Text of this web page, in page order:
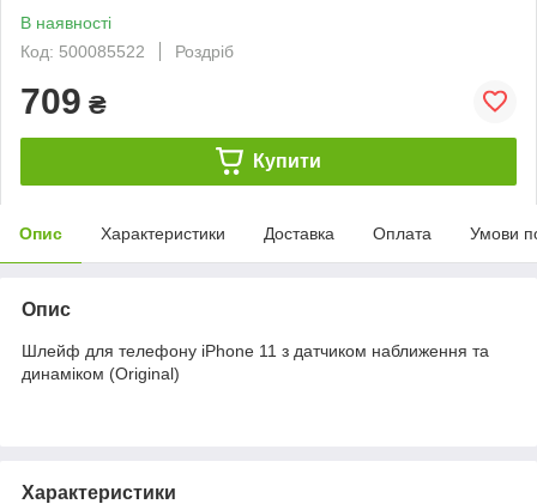
В наявності
Код: 500085522
Роздріб
709 ₴
Купити
Опис Характеристики Доставка Оплата Умови
Опис
Шлейф для телефону iPhone 11 з датчиком наближення та
динаміком (Original)
Характеристики